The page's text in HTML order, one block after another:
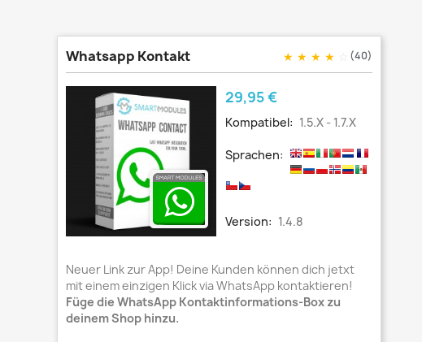
Whatsapp Kontakt ★ ★ ★ ★ (40)
Preis
29,95 €
Kompatibel: 1.5.x - 1.7.x
Sprachen:
Version: 1.4.8
Neuer Link zur App! Deine Kunden können dich jetxt
mit einem einzigen Klick via WhatsApp kontaktieren!
Füge die WhatsApp Kontaktinformations-Box zu
deinem Shop hinzu.